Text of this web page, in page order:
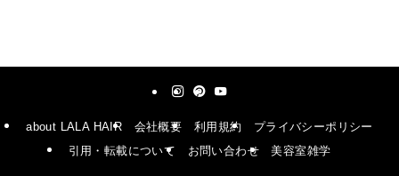
about LALA HAIR 会社概要 利用規約
プライバシーポリシー
引用・転載について
お問い合わせ 美容室雑学